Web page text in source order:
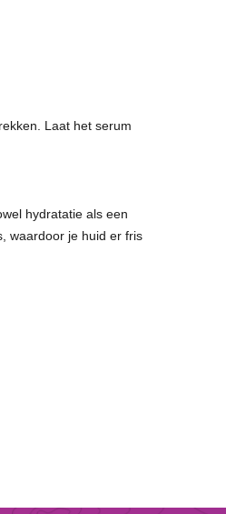
Laat het serum
hydratatie als een
waardoor je huid er fris